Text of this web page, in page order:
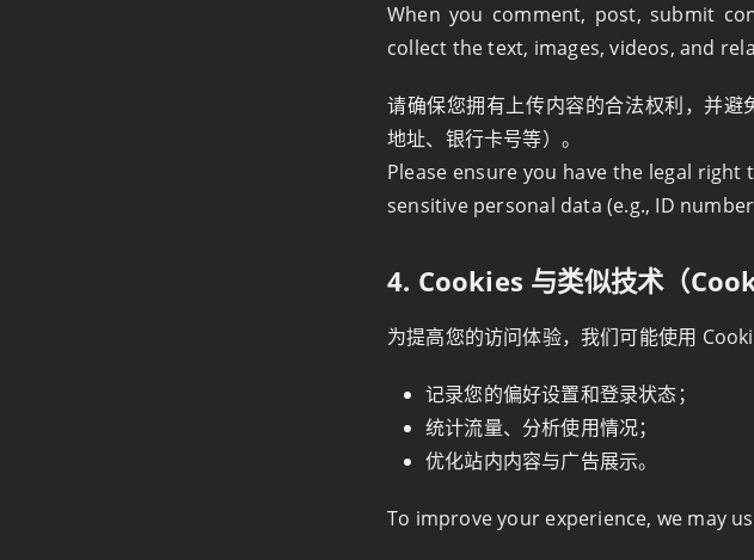
When you comment, post, submit
collect the text, images, videos, and
请确保您拥有上传内容的合法权利，并
地址、银行卡号等）。
Please ensure you have the legal
sensitive personal data (e.g., ID
4. Cookies 与类似技术（
为提高您的访问体验，我们可能使用
记录您的偏好设置和登录状态；
统计流量、分析使用情况；
优化站内内容与广告展示。
To improve your experience, we may